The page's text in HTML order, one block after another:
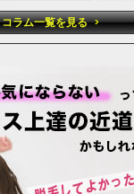
コラム一覧を見る